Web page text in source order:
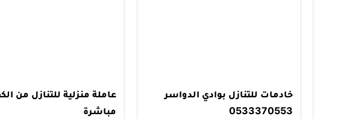
خادمات للتنازل بوادي الدواسر
0533370553
عاملة منزلية للتنازل من
مباشرة